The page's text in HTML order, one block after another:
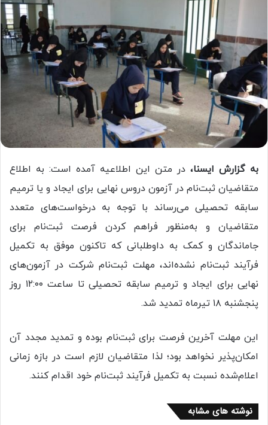
به گزارش ایسنا، در متن این اطلاعیه آمده است: به اطلاع
متقاضیان ثبت‌نام در آزمون دروس نهایی برای ایجاد و یا ترمیم
سابقه تحصیلی می‌رساند با توجه به درخواست‌های متعدد
متقاضیان و به‌منظور فراهم کردن فرصت ثبت‌نام برای
جاماندگان و کمک به داوطلبانی که تاکنون موفق به تکمیل
فرآیند ثبت‌نام نشده‌اند، مهلت ثبت‌نام شرکت در آزمون‌های
نهایی برای ایجاد و ترمیم سابقه تحصیلی تا ساعت ۱۲:۰۰ روز
پنجشنبه ۱۸ تیرماه تمدید شد.
این مهلت آخرین فرصت برای ثبت‌نام بوده و تمدید مجدد آن
امکان‌پذیر نخواهد بود؛ لذا متقاضیان لازم است در بازه زمانی
اعلام‌شده نسبت به تکمیل فرآیند ثبت‌نام خود اقدام کنند.
نوشته های مشابه